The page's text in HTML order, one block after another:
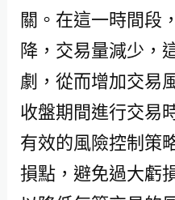
關。在這一時間段
降，交易量減少，
劇，從而增加交易
收盤期間進行交易
有效的風險控制策
損點，避免過大虧